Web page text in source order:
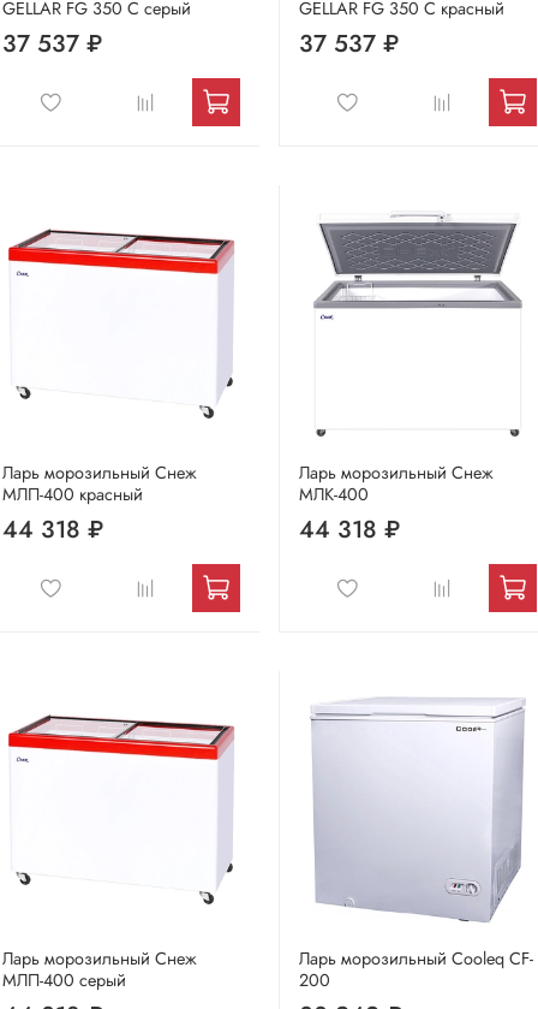
GELLAR FG 350 C серый
37 537 ₽
GELLAR FG 350 C красный
37 537 ₽
Ларь морозильный Снеж
МЛП-400 красный
44 318 ₽
Ларь морозильный Снеж
МЛК-400
44 318 ₽
Ларь морозильный Снеж
МЛП-400 серый
Ларь морозильный Cooleq CF-
200